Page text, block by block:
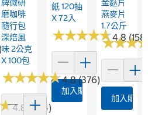
4.8 (364)
牌微研
磨咖啡
隨行包
深焙風
味 2公克
X 100包
★★★★★
★★★★★4.8 (376)
紙 120抽
X 72入
★★★★★
★★★★★4.8
加入購物車
金麩片
燕麥片
1.7公斤
★★★
★★★
加入購物